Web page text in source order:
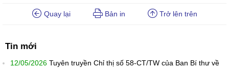
Quay lại Bản in Trở lên trên
Tin mới
12/05/2026 Tuyên truyền Chỉ thị số 58-CT/TW của Ban Bí thư về